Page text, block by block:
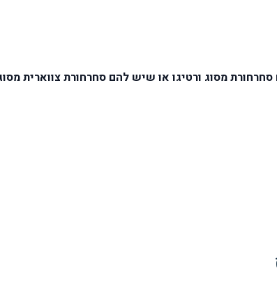
מסוג ורטיגו או שיש להם סחרחורת צווארית מסוג